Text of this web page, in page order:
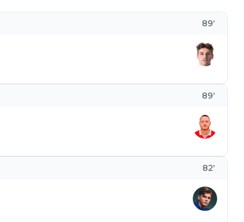
82’
89’
89’